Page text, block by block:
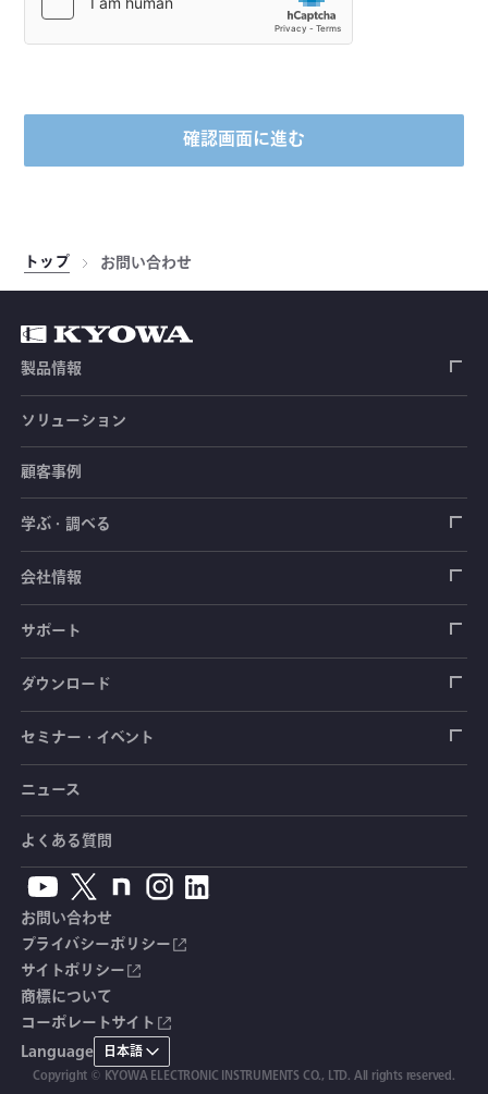
確認画面に進む
トップ お問い合わせ
製品情報
ひずみゲージ
センサ（変換器）
ロードセル
加速度センサ
圧力センサ
トルクセンサ
土木建築用センサ
荷重計
土圧計
間隙水圧計
傾斜計
鉄筋計
沈下計
応力計
継目計
変位計
自動車用センサ
シートベルト張力計
操舵力・操舵角計
手ブレーキ計・チェンジレバー操作力計
踏力計
ホイールトルクセンサ
人体ダミー用センサ
測定器
データロガー
指示計・表示器
増幅器（アンプ）
ハンディ測定器（チェッカ）
ソフトウェア
計測システム
道路用計測システム
鉄道用計測システム
自動車用計測システム
土木用計測システム
試験装置・システム
ブリッジボックス
ケーブル・コネクタ
アクセサリ
製品・サービスTopics
オーダーメイド製品
生産終了製品
ソリューション
顧客事例
学ぶ・調べる
ひずみゲージ
センサ（変換器）
測定器
光ファイバ計測ソリューション - 学ぶ・調べる
共和技報
単位変換表
用語集
会社情報
拠点情報
会社概要
サポート
製品輸出時の取り扱いと該非判定書
毒物及び劇物譲受書
安全データシート（SDS）
カタログ・資料のダウンロード
生産終了製品一覧
拠点情報
よくあるご質問
ダウンロード
カタログ
取扱説明書
CADデータ
ソフトウェアバージョンアップ
総合カタログ
安全データシート（SDS）
CE適合品 受注・販売状況
共和技報
セミナー・イベント
セミナー・講習会
イベント・展示会
ニュース
よくある質問
お問い合わせ
プライバシーポリシー
サイトポリシー
商標について
コーポレートサイト
Language 日本語
Copyright © KYOWA ELECTRONIC INSTRUMENTS CO., LTD. All rights reserved.